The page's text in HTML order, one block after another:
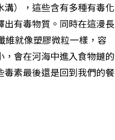
），這些含有多種有毒化
有毒物質。同時在這漫長
維就像塑膠微粒一樣，容
會在河海中進入食物鏈的
素最後還是回到我們的餐